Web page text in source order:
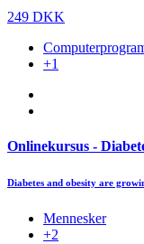
249 DKK
+1
Onlinekursus -
Diabetes and obesity are
Mennesker
+2